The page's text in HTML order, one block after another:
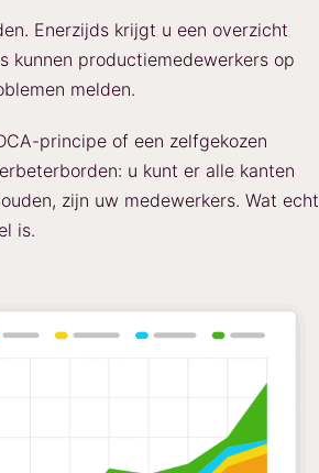
Enerzijds krijgt u een overzicht
kunnen productiemedewerkers op
melden.
principe of een zelfgekozen
u kunt er alle kanten
zijn uw medewerkers. Wat echt
is.